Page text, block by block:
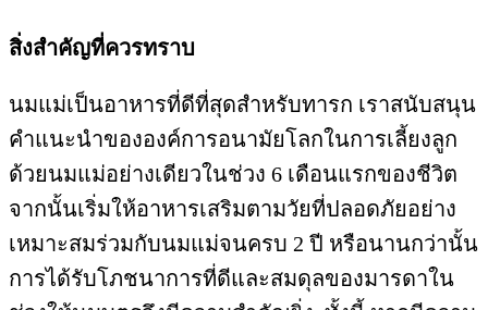
สิ่งสำคัญที่ควรทราบ
นมแม่เป็นอาหารที่ดีที่สุดสำหรับทารก เราสนับสนุน
คำแนะนำขององค์การอนามัยโลกในการเลี้ยงลูก
ด้วยนมแม่อย่างเดียวในช่วง 6 เดือนแรกของชีวิต
จากนั้นเริ่มให้อาหารเสริมตามวัยที่ปลอดภัยอย่าง
เหมาะสมร่วมกับนมแม่จนครบ 2 ปี หรือนานกว่านั้น
การได้รับโภชนาการที่ดีและสมดุลของมารดาใน